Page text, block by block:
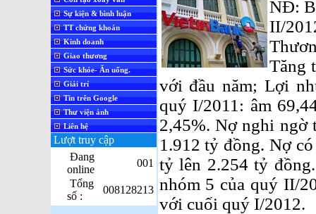
Sự kiện & bình luận
TT chứng khoán
Kinh doanh
Giao thương
Sức khỏe- Ăn uống.
Giải trí
Tin trên Google
Thư viện ảnh
Liên hệ
Lượt truy cập
Đang
online
001
Tổng
số :
008128213
NĐ:
II/
Tăng
với đầu năm; Lợi
quý I/2011: âm
2,45%. Nợ nghi
1.912 tỷ đồng. Nợ
tỷ lên 2.254 tỷ
nhóm 5 của quý II/
với cuối quý I/2012.